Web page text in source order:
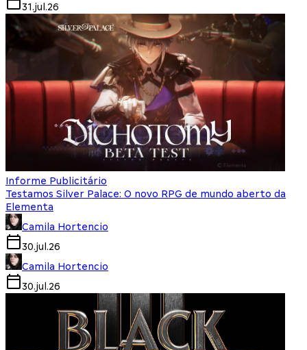
31.jul.26
Informe Publicitário
Testamos Silver Palace: O novo RPG de mundo aberto da
Elementa
Camila Hortencio
30.jul.26
Camila Hortencio
30.jul.26